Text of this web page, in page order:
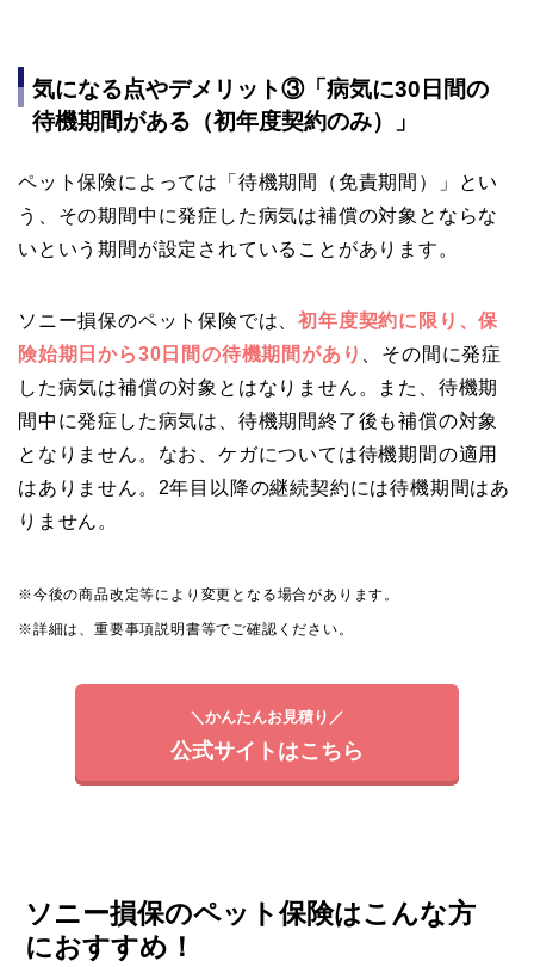
気になる点やデメリット③「病気に30日間の
待機期間がある（初年度契約のみ）」
ペット保険によっては「待機期間（免責期間）」とい
う、その期間中に発症した病気は補償の対象とならな
いという期間が設定されていることがあります。
ソニー損保のペット保険では、初年度契約に限り、保
険始期日から30日間の待機期間があり
、その間に発症
した病気は補償の対象とはなりません。また、待機期
間中に発症した病気は、待機期間終了後も補償の対象
となりません。なお、ケガについては待機期間の適用
はありません。2年目以降の継続契約には待機期間はあ
りません。
※今後の商品改定等により変更となる場合があります。
※詳細は、重要事項説明書等でご確認ください。
＼かんたんお見積り／
公式サイトはこちら
ソニー損保のペット保険はこんな方
におすすめ！